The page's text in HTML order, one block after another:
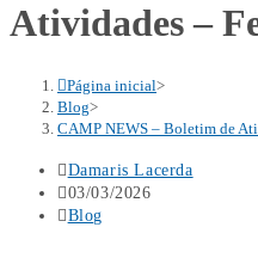
Atividades –
Página inicial>
Blog>
CAMP NEWS – Boletim de
Damaris Lacerda
03/03/2026
Blog